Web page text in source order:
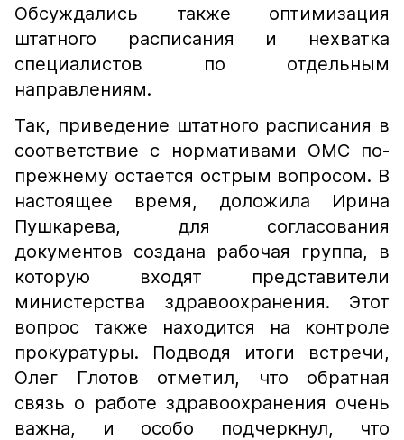
Обсуждались также оптимизация
штатного расписания и нехватка
специалистов по отдельным
направлениям.
Так, приведение штатного расписания в
соответствие с нормативами ОМС по-
прежнему остается острым вопросом. В
настоящее время, доложила Ирина
Пушкарева, для согласования
документов создана рабочая группа, в
которую входят представители
министерства здравоохранения. Этот
вопрос также находится на контроле
прокуратуры. Подводя итоги встречи,
Олег Глотов отметил, что обратная
связь о работе здравоохранения очень
важна, и особо подчеркнул, что